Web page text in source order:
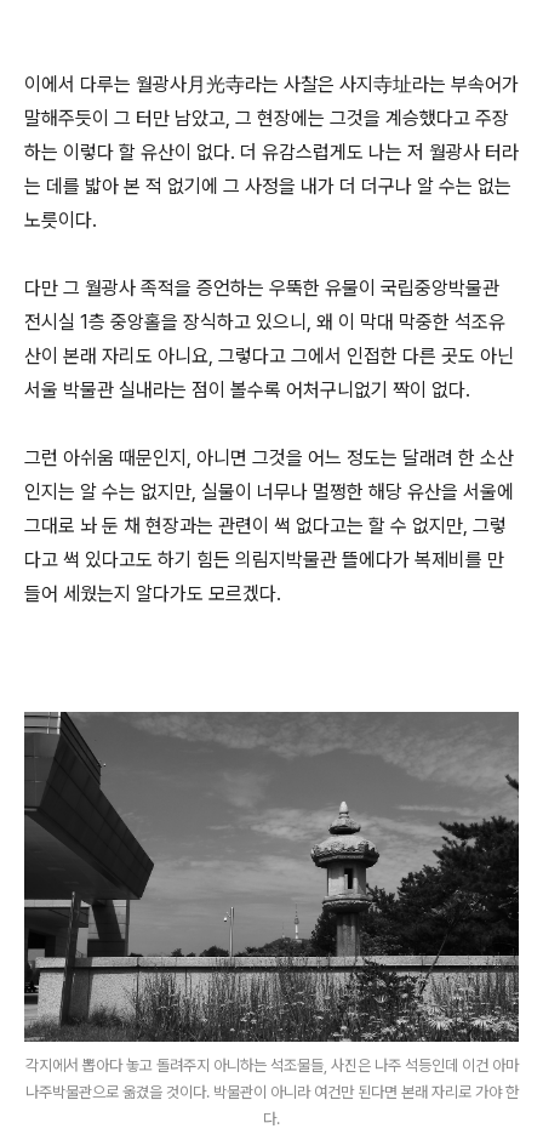
이에서 다루는 월광사月光寺라는 사찰은 사지寺址라는 부속어가
말해주듯이 그 터만 남았고, 그 현장에는 그것을 계승했다고 주장
하는 이렇다 할 유산이 없다. 더 유감스럽게도 나는 저 월광사 터라
는 데를 밟아 본 적 없기에 그 사정을 내가 더 더구나 알 수는 없는
노릇이다.
다만 그 월광사 족적을 증언하는 우뚝한 유물이 국립중앙박물관
전시실 1층 중앙홀을 장식하고 있으니, 왜 이 막대 막중한 석조유
산이 본래 자리도 아니요, 그렇다고 그에서 인접한 다른 곳도 아닌
서울 박물관 실내라는 점이 볼수록 어처구니없기 짝이 없다.
그런 아쉬움 때문인지, 아니면 그것을 어느 정도는 달래려 한 소산
인지는 알 수는 없지만, 실물이 너무나 멀쩡한 해당 유산을 서울에
그대로 놔 둔 채 현장과는 관련이 썩 없다고는 할 수 없지만, 그렇
다고 썩 있다고도 하기 힘든 의림지박물관 뜰에다가 복제비를 만
들어 세웠는지 알다가도 모르겠다.
각지에서 뽑아다 놓고 돌려주지 아니하는 석조물들, 사진은 나주 석등인데 이건 아마
나주박물관으로 옮겼을 것이다. 박물관이 아니라 여건만 된다면 본래 자리로 가야 한
다.